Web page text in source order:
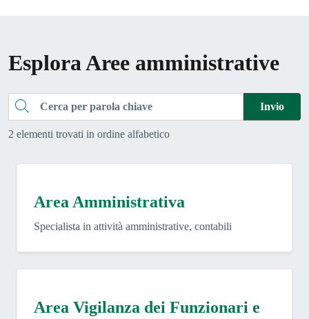
Esplora Aree amministrative
Cerca Invio
2 elementi trovati in ordine alfabetico
Area Amministrativa
Specialista in attività amministrative, contabili
Area Vigilanza dei Funzionari e